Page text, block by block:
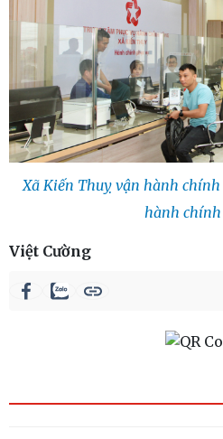
Xã Kiến Thuỵ vận hành
hành chính
Việt Cường